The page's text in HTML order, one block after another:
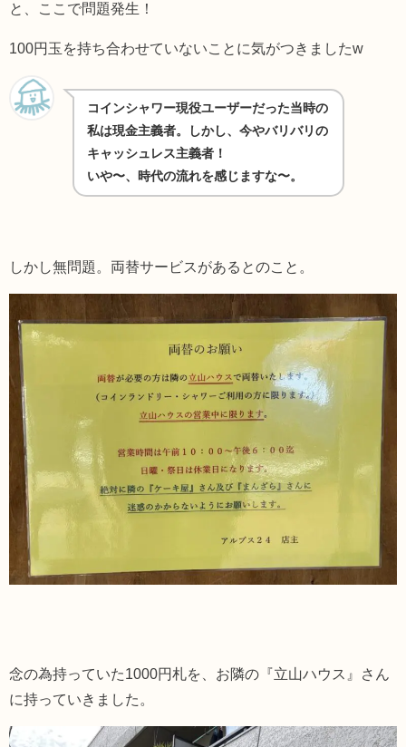
と、ここで問題発生！
100円玉を持ち合わせていないことに気がつきましたw
コインシャワー現役ユーザーだった当時の
私は現金主義者。しかし、今やバリバリの
キャッシュレス主義者！
いや〜、時代の流れを感じますな〜。
しかし無問題。両替サービスがあるとのこと。
念の為持っていた1000円札を、お隣の『立山ハウス』さん
に持っていきました。